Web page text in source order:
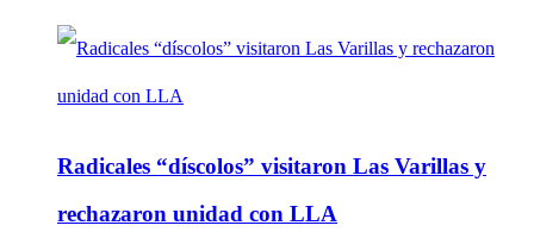
Radicales “díscolos” visitaron Las Varillas y
rechazaron unidad con LLA